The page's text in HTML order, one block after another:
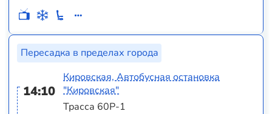
Пересадка в пределах города
14:10
Кировская, Автобусная остановка
"Кировская"
Трасса 60Р-1